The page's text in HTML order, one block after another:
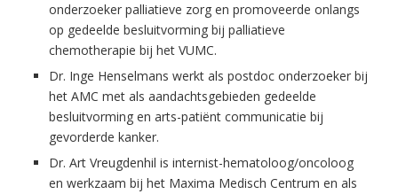
onderzoeker palliatieve zorg en promoveerde onlangs
op gedeelde besluitvorming bij palliatieve
chemotherapie bij het VUMC.
Dr. Inge Henselmans werkt als postdoc onderzoeker bij
het AMC met als aandachtsgebieden gedeelde
besluitvorming en arts-patiënt communicatie bij
gevorderde kanker.
Dr. Art Vreugdenhil is internist-hematoloog/oncoloog
en werkzaam bij het Maxima Medisch Centrum en als